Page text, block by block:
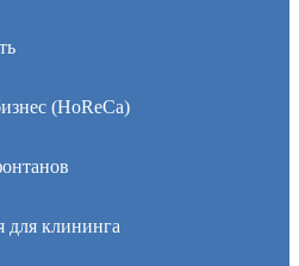
(HoReCa)
для клининга